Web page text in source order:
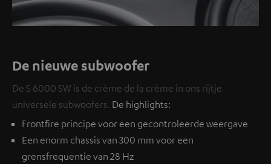
De nieuwe subwoofer
De S 6000 SW is de crème de la crème in ons rijtje
universele subwoofers. De highlights:
Frontfire principe voor een gecontroleerde weergave
Een enorm chassis van 300 mm voor een
grensfrequentie van 28 Hz